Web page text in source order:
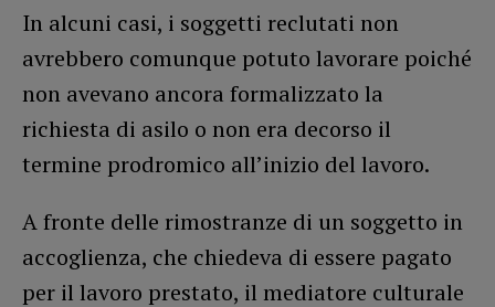
In alcuni casi, i soggetti reclutati non
avrebbero comunque potuto lavorare poiché
non avevano ancora formalizzato la
richiesta di asilo o non era decorso il
termine prodromico all’inizio del lavoro.
A fronte delle rimostranze di un soggetto in
accoglienza, che chiedeva di essere pagato
per il lavoro prestato, il mediatore culturale